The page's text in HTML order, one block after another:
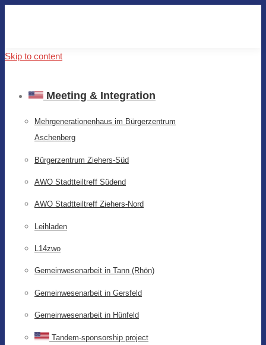
Skip to content
Meeting & Integration
Mehrgenerationenhaus im Bürgerzentrum
Aschenberg
Bürgerzentrum Ziehers-Süd
AWO Stadtteiltreff Südend
AWO Stadtteiltreff Ziehers-Nord
Leihladen
L14zwo
Gemeinwesenarbeit in Tann (Rhön)
Gemeinwesenarbeit in Gersfeld
Gemeinwesenarbeit in Hünfeld
Tandem-sponsorship project